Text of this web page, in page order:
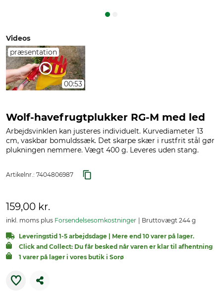
Videos
præsentation
00:53
Wolf-havefrugtplukker RG-M med led
Arbejdsvinklen kan justeres individuelt. Kurvediameter 13
cm, vaskbar bomuldssæk. Det skarpe skær i rustfrit stål gør
plukningen nemmere. Vægt 400 g. Leveres uden stang.
Artikelnr.: 7404806987
159,00 kr.
inkl. moms plus Forsendelsesomkostninger Bruttovægt 244 g
Leveringstid 1-5 arbejdsdage | Mere end 10 varer på lager.
Click and Collect: Du får besked når varen er klar til afhentning
1 varer på lager i vores butik i Sorø